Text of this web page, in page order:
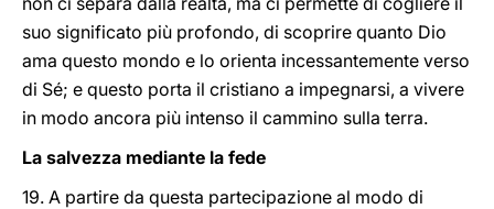
suo significato più profondo, di scoprire quanto Dio
ama questo mondo e lo orienta incessantemente verso
di Sé; e questo porta il cristiano a impegnarsi, a vivere
in modo ancora più intenso il cammino sulla terra.
La salvezza mediante la fede
19. A partire da questa partecipazione al modo di